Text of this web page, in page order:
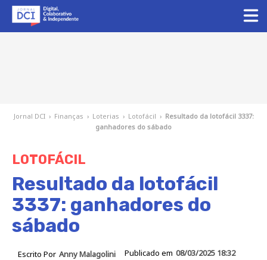
Jornal DCI › Finanças › Loterias › Lotofácil › Resultado da lotofácil 3337:
ganhadores do sábado
LOTOFÁCIL
Resultado da lotofácil
3337: ganhadores do
sábado
Escrito Por Anny Malagolini Publicado em 08/03/2025 18:32